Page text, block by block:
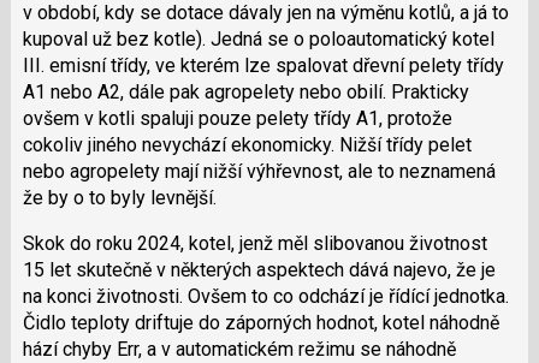
v období, kdy se dotace dávaly jen na výměnu kotlů, a já to
kupoval už bez kotle). Jedná se o poloautomatický kotel
III. emisní třídy, ve kterém lze spalovat dřevní pelety třídy
A1 nebo A2, dále pak agropelety nebo obilí. Prakticky
ovšem v kotli spaluji pouze pelety třídy A1, protože
cokoliv jiného nevychází ekonomicky. Nižší třídy pelet
nebo agropelety mají nižší výhřevnost, ale to neznamená
že by o to byly levnější.
Skok do roku 2024, kotel, jenž měl slibovanou životnost
15 let skutečně v některých aspektech dává najevo, že je
na konci životnosti. Ovšem to co odchází je řídící jednotka.
Čidlo teploty driftuje do záporných hodnot, kotel náhodně
hází chyby Err, a v automatickém režimu se náhodně